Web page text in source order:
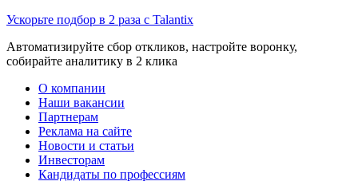
Ускорьте подбор в 2 раза с Talantix
Автоматизируйте сбор откликов, настройте воронку,
собирайте аналитику в 2 клика
О компании
Наши вакансии
Партнерам
Реклама на сайте
Новости и статьи
Инвесторам
Кандидаты по профессиям